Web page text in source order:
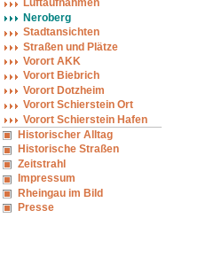
Luftaufnahmen
Neroberg
Stadtansichten
Straßen und Plätze
Vorort AKK
Vorort Biebrich
Vorort Dotzheim
Vorort Schierstein Ort
Vorort Schierstein Hafen
Historischer Alltag
Historische Straßen
Zeitstrahl
Impressum
Rheingau im Bild
Presse